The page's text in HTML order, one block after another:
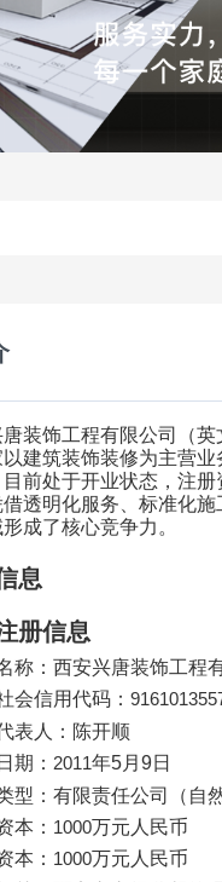
装饰工程有限公司（英
以建筑装饰装修为主营
前处于开业状态，注册
透明化服务、标准化
成了核心竞争力。
息
册信息
称：西安兴唐装饰工程
会信用代码：
表人：陈开顺
期： 2011年5月 9日
型：有限责任公司（自
本： 1000万元人民币
本： 1000万元人民币